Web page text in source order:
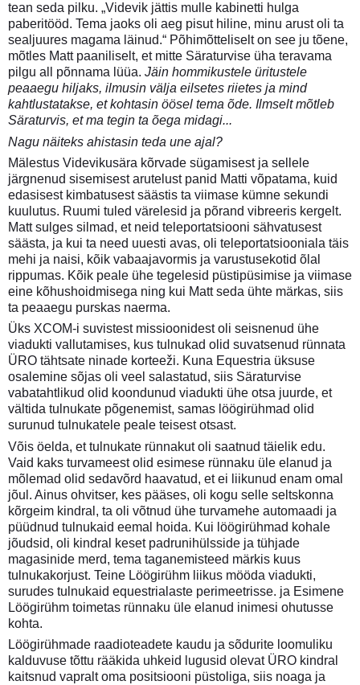
tean seda pilku. „Videvik jättis mulle kabinetti hulga
paberitööd. Tema jaoks oli aeg pisut hiline, minu arust oli ta
sealjuures magama läinud.“ Põhimõtteliselt on see ju tõene,
mõtles Matt paaniliselt, et mitte Säraturvise üha teravama
pilgu all põnnama lüüa. Jäin hommikustele üritustele
peaaegu hiljaks, ilmusin välja eilsetes riietes ja mind
kahtlustatakse, et kohtasin öösel tema õde. Ilmselt mõtleb
Säraturvis, et ma tegin ta õega midagi...
Nagu näiteks ahistasin teda une ajal?
Mälestus Videvikusära kõrvade sügamisest ja sellele
järgnenud sisemisest arutelust panid Matti võpatama, kuid
edasisest kimbatusest säästis ta viimase kümne sekundi
kuulutus. Ruumi tuled värelesid ja põrand vibreeris kergelt.
Matt sulges silmad, et neid teleportatsiooni sähvatusest
säästa, ja kui ta need uuesti avas, oli teleportatsiooniala täis
mehi ja naisi, kõik vabaajavormis ja varustusekotid õlal
rippumas. Kõik peale ühe tegelesid püstipüsimise ja viimase
eine kõhushoidmisega ning kui Matt seda ühte märkas, siis
ta peaaegu purskas naerma.
Üks XCOM-i suvistest missioonidest oli seisnenud ühe
viadukti vallutamises, kus tulnukad olid suvatsenud rünnata
ÜRO tähtsate ninade korteeži. Kuna Equestria üksuse
osalemine sõjas oli veel salastatud, siis Säraturvise
vabatahtlikud olid koondunud viadukti ühe otsa juurde, et
vältida tulnukate põgenemist, samas löögirühmad olid
surunud tulnukatele peale teisest otsast.
Võis öelda, et tulnukate rünnakut oli saatnud täielik edu.
Vaid kaks turvameest olid esimese rünnaku üle elanud ja
mõlemad olid sedavõrd haavatud, et ei liikunud enam omal
jõul. Ainus ohvitser, kes pääses, oli kogu selle seltskonna
kõrgeim kindral, ta oli võtnud ühe turvamehe automaadi ja
püüdnud tulnukaid eemal hoida. Kui löögirühmad kohale
jõudsid, oli kindral keset padrunihülsside ja tühjade
magasinide merd, tema taganemisteed märkis kuus
tulnukakorjust. Teine Löögirühm liikus mööda viadukti,
surudes tulnukaid equestrialaste perimeetrisse. ja Esimene
Löögirühm toimetas rünnaku üle elanud inimesi ohutusse
kohta.
Löögirühmade raadioteadete kaudu ja sõdurite loomuliku
kalduvuse tõttu rääkida uhkeid lugusid olevat ÜRO kindral
kaitsnud vapralt oma positsiooni püstoliga, siis noaga ja